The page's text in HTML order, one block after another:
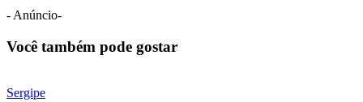
- Anúncio-
Você também pode gostar
Sergipe